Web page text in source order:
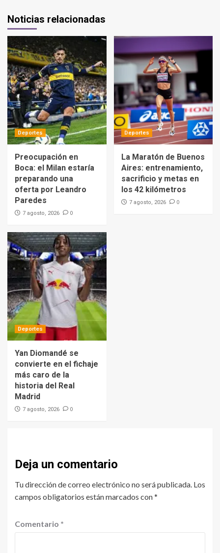
Noticias relacionadas
Deportes
Preocupación en
Boca: el Milan estaría
preparando una
oferta por Leandro
Paredes
7 agosto, 2026 0
Deportes
La Maratón de Buenos
Aires: entrenamiento,
sacrificio y metas en
los 42 kilómetros
7 agosto, 2026 0
Deportes
Yan Diomandé se
convierte en el fichaje
más caro de la
historia del Real
Madrid
7 agosto, 2026 0
Deja un comentario
Tu dirección de correo electrónico no será publicada. Los
campos obligatorios están marcados con*
Comentario *